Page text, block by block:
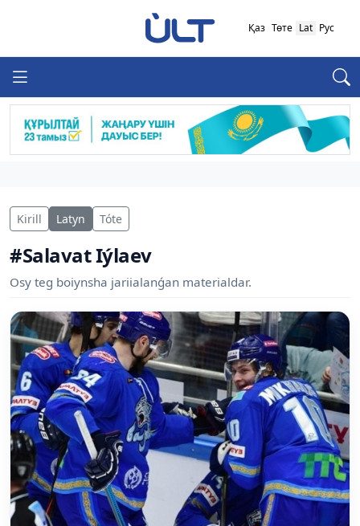
Қаз Төте Lat Рус
Kirill Latyn Tóte
#Salavat Iýlaev
Osy teg boiynsha jariialanǵan materialdar.